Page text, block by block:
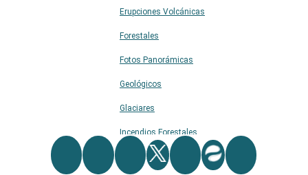
Erupciones Volcánicas
Forestales
Fotos Panorámicas
Geológicos
Glaciares
Incendios Forestales
Naturaleza